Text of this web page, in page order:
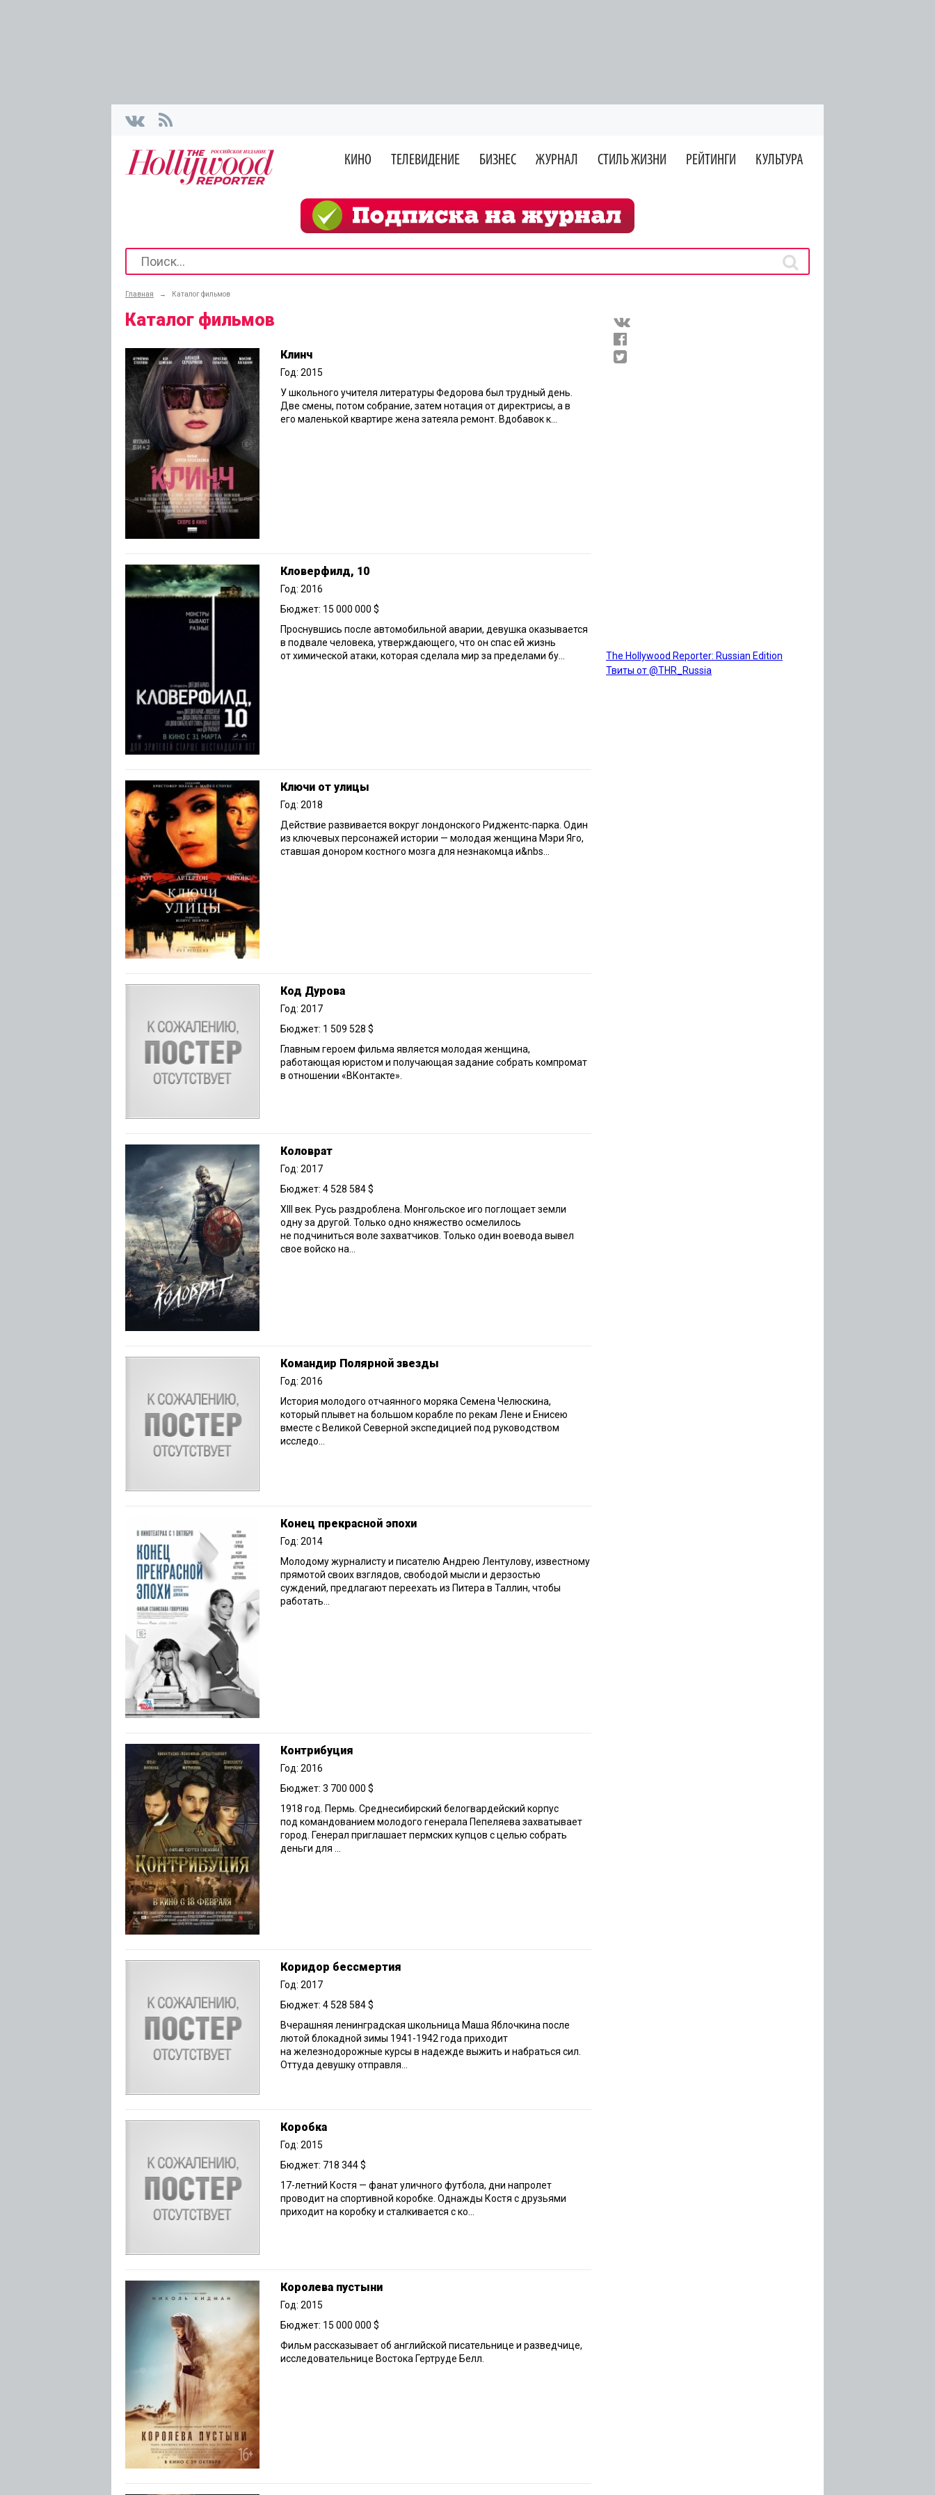
КИНО ТЕЛЕВИДЕНИЕ БИЗНЕС ЖУРНАЛ СТИЛЬ ЖИЗНИ РЕЙТИНГИ КУЛЬТУРА
Главная → Каталог фильмов
Каталог фильмов
Клинч
Год: 2015
У школьного учителя литературы Федорова был трудный день.
Две смены, потом собрание, затем нотация от директрисы, а в
его маленькой квартире жена затеяла ремонт. Вдобавок к...
Кловерфилд, 10
Год: 2016
Бюджет: 15 000 000 $
Проснувшись после автомобильной аварии, девушка оказывается
в подвале человека, утверждающего, что он спас ей жизнь
от химической атаки, которая сделала мир за пределами бу...
Ключи от улицы
Год: 2018
Действие развивается вокруг лондонского Риджентс-парка. Один
из ключевых персонажей истории — молодая женщина Мэри Яго,
ставшая донором костного мозга для незнакомца и&nbs...
Код Дурова
Год: 2017
Бюджет: 1 509 528 $
Главным героем фильма является молодая женщина,
работающая юристом и получающая задание собрать компромат
в отношении «ВКонтакте».
Коловрат
Год: 2017
Бюджет: 4 528 584 $
XIII век. Русь раздроблена. Монгольское иго поглощает земли
одну за другой. Только одно княжество осмелилось
не подчиниться воле захватчиков. Только один воевода вывел
свое войско на...
Командир Полярной звезды
Год: 2016
История молодого отчаянного моряка Семена Челюскина,
который плывет на большом корабле по рекам Лене и Енисею
вместе с Великой Северной экспедицией под руководством
исследо...
Конец прекрасной эпохи
Год: 2014
Молодому журналисту и писателю Андрею Лентулову, известному
прямотой своих взглядов, свободой мысли и дерзостью
суждений, предлагают переехать из Питера в Таллин, чтобы
работать...
Контрибуция
Год: 2016
Бюджет: 3 700 000 $
1918 год. Пермь. Среднесибирский белогвардейский корпус
под командованием молодого генерала Пепеляева захватывает
город. Генерал приглашает пермских купцов с целью собрать
деньги для ...
Коридор бессмертия
Год: 2017
Бюджет: 4 528 584 $
Вчерашняя ленинградская школьница Маша Яблочкина после
лютой блокадной зимы 1941-1942 года приходит
на железнодорожные курсы в надежде выжить и набраться сил.
Оттуда девушку отправля...
Коробка
Год: 2015
Бюджет: 718 344 $
17-летний Костя — фанат уличного футбола, дни напролет
проводит на спортивной коробке. Однажды Костя с друзьями
приходит на коробку и сталкивается с ко...
Королева пустыни
Год: 2015
Бюджет: 15 000 000 $
Фильм рассказывает об английской писательнице и разведчице,
исследовательнице Востока Гертруде Белл.
The Hollywood Reporter: Russian Edition
Твиты от @THR_Russia